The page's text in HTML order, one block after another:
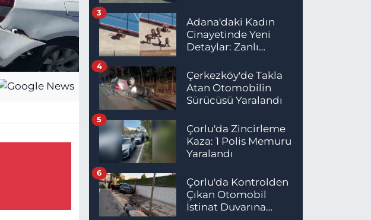
Adana'daki Kadın
Cinayetinde Yeni
Detaylar: Zanlı
Yakalandı
3
Çerkezköy'de Takla
Atan Otomobilin
Sürücüsü Yaralandı
4
Çorlu'da Zincirleme
Kaza: 1 Polis Memuru
Yaralandı
5
Çorlu'da Kontrolden
Çıkan Otomobil
İstinat Duvarına
6